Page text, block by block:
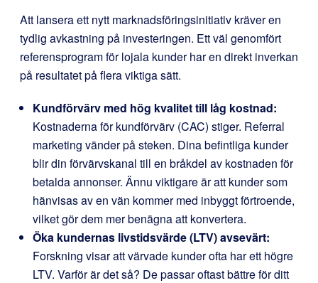
Att lansera ett nytt marknadsföringsinitiativ kräver en
tydlig avkastning på investeringen. Ett väl genomfört
referensprogram för lojala kunder har en direkt inverkan
på resultatet på flera viktiga sätt.
Kundförvärv med hög kvalitet till låg kostnad:
Kostnaderna för kundförvärv (CAC) stiger. Referral
marketing vänder på steken. Dina befintliga kunder
blir din förvärvskanal till en bråkdel av kostnaden för
betalda annonser. Ännu viktigare är att kunder som
hänvisas av en vän kommer med inbyggt förtroende,
vilket gör dem mer benägna att konvertera.
Öka kundernas livstidsvärde (LTV) avsevärt:
Forskning visar att värvade kunder ofta har ett högre
LTV. Varför är det så? De passar oftast bättre för ditt